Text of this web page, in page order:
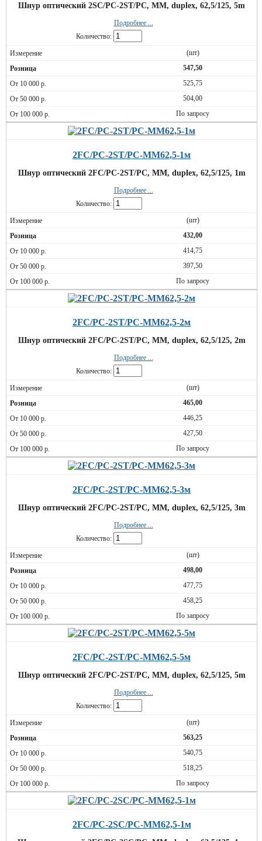
Шнур оптический 2SC/PC-2ST/PC, MM, duplex, 62,5/125, 5m
Подробнее ...
Количество:
(шт)
547,50
525,75
504,00
По запросу
2FC/PC-2ST/PC-MM62,5-1м
Шнур оптический 2FC/PC-2ST/PC, MM, duplex, 62,5/125, 1m
Подробнее ...
Количество:
(шт)
432,00
414,75
397,50
По запросу
2FC/PC-2ST/PC-MM62,5-2м
Шнур оптический 2FC/PC-2ST/PC, MM, duplex, 62,5/125, 2m
Подробнее ...
Количество:
(шт)
465,00
446,25
427,50
По запросу
2FC/PC-2ST/PC-MM62,5-3м
Шнур оптический 2FC/PC-2ST/PC, MM, duplex, 62,5/125, 3m
Подробнее ...
Количество:
(шт)
498,00
477,75
458,25
По запросу
2FC/PC-2ST/PC-MM62,5-5м
Шнур оптический 2FC/PC-2ST/PC, MM, duplex, 62,5/125, 5m
Подробнее ...
Количество:
(шт)
563,25
540,75
518,25
По запросу
2FC/PC-2SC/PC-MM62,5-1м